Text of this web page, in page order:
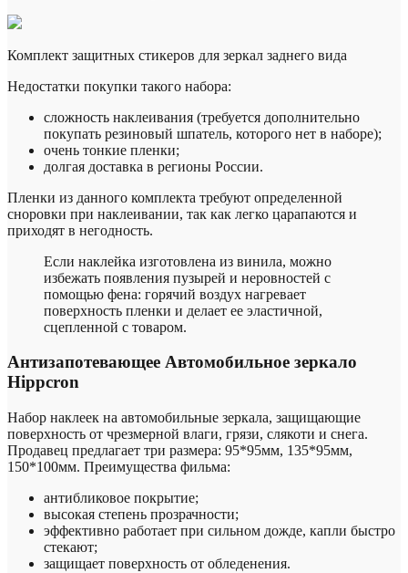
Комплект защитных стикеров для зеркал заднего вида
Недостатки покупки такого набора:
сложность наклеивания (требуется дополнительно
покупать резиновый шпатель, которого нет в наборе);
очень тонкие пленки;
долгая доставка в регионы России.
Пленки из данного комплекта требуют определенной
сноровки при наклеивании, так как легко царапаются и
приходят в негодность.
Если наклейка изготовлена ​​из винила, можно
избежать появления пузырей и неровностей с
помощью фена: горячий воздух нагревает
поверхность пленки и делает ее эластичной,
сцепленной с товаром.
Антизапотевающее Автомобильное зеркало
Hippcron
Набор наклеек на автомобильные зеркала, защищающие
поверхность от чрезмерной влаги, грязи, слякоти и снега.
Продавец предлагает три размера: 95*95мм, 135*95мм,
150*100мм. Преимущества фильма:
антибликовое покрытие;
высокая степень прозрачности;
эффективно работает при сильном дожде, капли быстро
стекают;
защищает поверхность от обледенения.